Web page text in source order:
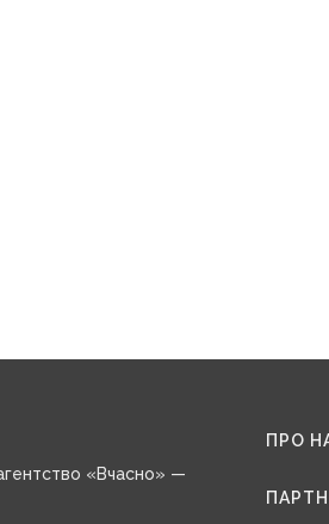
«Вчасно» —
ПРО